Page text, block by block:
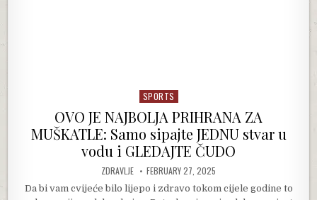
Posted in
SPORTS
OVO JE NAJBOLJA PRIHRANA ZA
MUŠKATLE: Samo sipajte JEDNU stvar u
vodu i GLEDAJTE ČUDO
AUTHOR:
ZDRAVLJE PUBLISHED DATE:
FEBRUARY 27, 2025
Da bi vam cvijeće bilo lijepo i zdravo tokom cijele godine to